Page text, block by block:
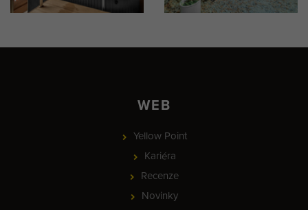
WEB
Yellow Point
Kariéra
Recenze
Novinky